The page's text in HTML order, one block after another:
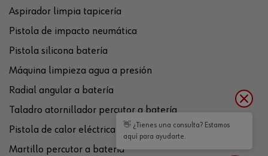
Aspirador limpia tapicería
Pistola de impacto neumática
Pistola silicona batería
Máquina limpieza agua a presión
Radial angular a batería
Taladro atornillador percutor a batería
Pistola de calor eléctrica
Martillo percutor a batería
👋 ¿Tienes una consulta? Estamos
aquí para ayudarte.